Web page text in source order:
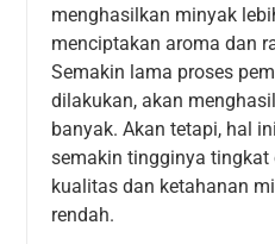
menghasilkan minyak
menciptakan aroma dan
Semakin lama proses
dilakukan, akan
banyak. Akan tetapi, hal
semakin tingginya tingkat
kualitas dan ketahanan
rendah.